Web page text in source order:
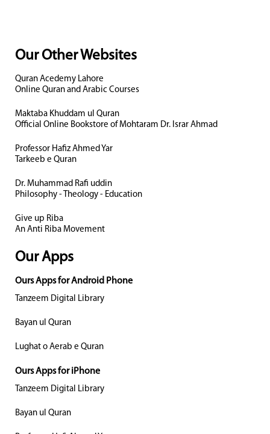
Our Other Websites
Quran Acedemy Lahore
Online Quran and Arabic Courses
Maktaba Khuddam ul Quran
Official Online Bookstore of Mohtaram Dr. Israr Ahmad
Professor Hafiz Ahmed Yar
Tarkeeb e Quran
Dr. Muhammad Rafi uddin
Philosophy - Theology - Education
Give up Riba
An Anti Riba Movement
Our Apps
Ours Apps for Android Phone
Tanzeem Digital Library
Bayan ul Quran
Lughat o Aerab e Quran
Ours Apps for iPhone
Tanzeem Digital Library
Bayan ul Quran